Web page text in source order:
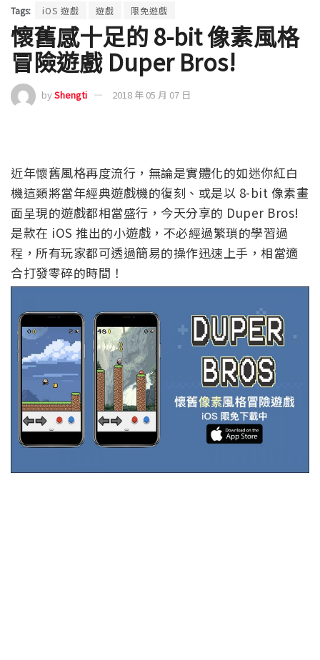
Tags: iOS 遊戲 遊戲 限免遊戲
懷舊感十足的 8-bit 像素風格
冒險遊戲 Duper Bros!
byShengti 2018 年 05 月 07 日
近年懷舊風格再度流行，無論是實體化的如迷你紅白
機這類將當年經典遊戲機的復刻、或是以 8-bit 像素畫
面呈現的遊戲都相當盛行，今天分享的 Duper Bros!
是款在 iOS 推出的小遊戲，不必經過繁瑣的學習過
程，所有玩家都可透過簡易的操作迅速上手，相當適
合打發零碎的時間！